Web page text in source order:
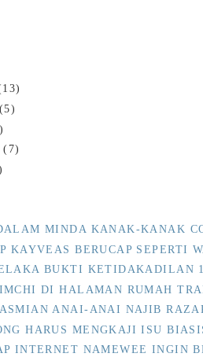
(5)
(7)
MINDA KANAK-KANAK
KAYVEAS BERUCAP SEPERTI
BUKTI KETIDAKADILAN
DI HALAMAN RUMAH
ANAI-ANAI NAJIB
HARUS MENGKAJI ISU
INTERNET NAMEWEE INGIN